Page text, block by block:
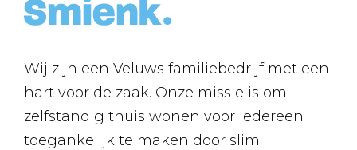
Wij zijn een Veluws familiebedrijf met een
hart voor de zaak. Onze missie is om
zelfstandig thuis wonen voor iedereen
toegankelijk te maken door slim